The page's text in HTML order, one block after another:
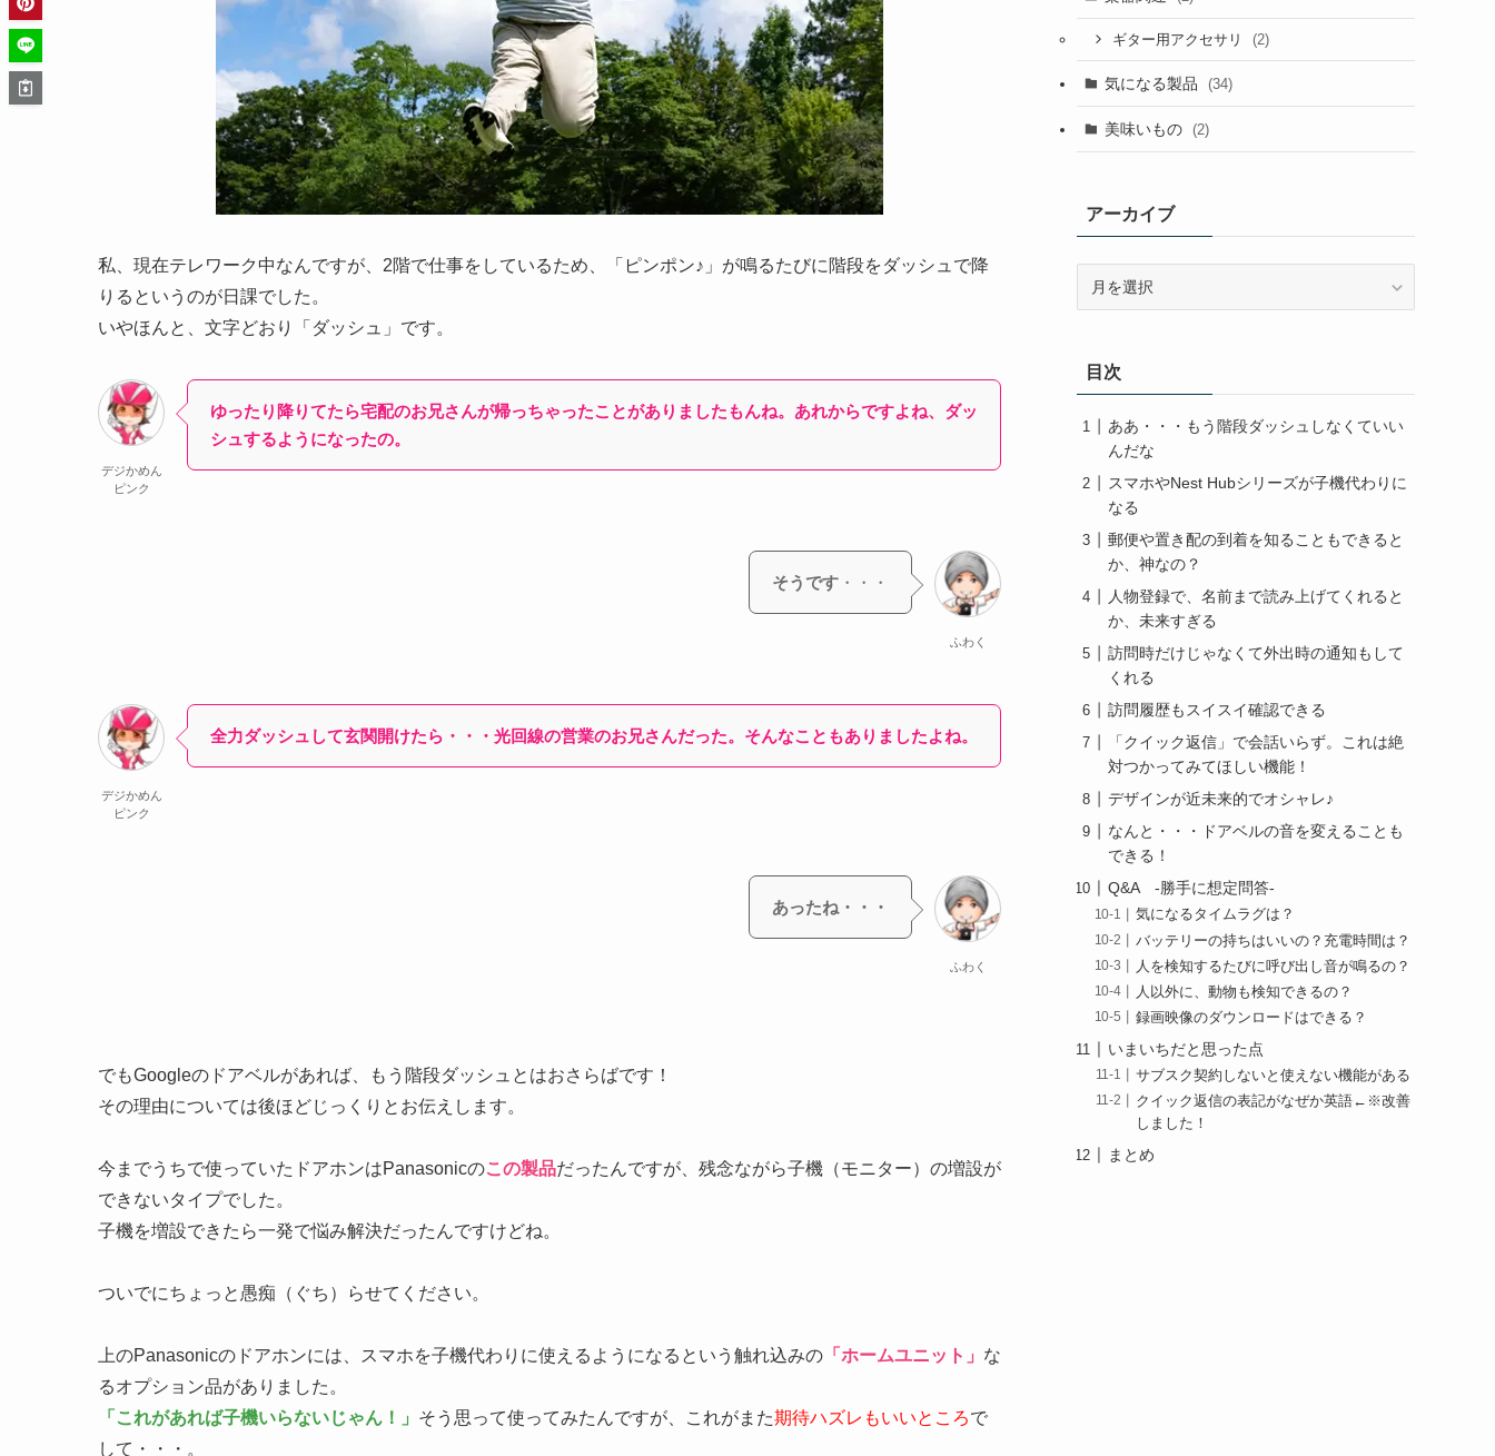
私、現在テレワーク中なんですが、2階で仕事をしているため、「ピンポン♪」が鳴るたびに階段をダッシュで降
りるというのが日課でした。
いやほんと、文字どおり「ダッシュ」です。
デジかめん
ピンク
ゆったり降りてたら宅配のお兄さんが帰っちゃったことがありましたもんね。あれからですよね、ダッ
シュするようになったの。
そうです ・・・
ふわく
デジかめん
ピンク
全力ダッシュして玄関開けたら・・・光回線の営業のお兄さんだった。そんなこともありましたよね。
あったね・・・
ふわく
でもGoogleのドアベルがあれば、もう階段ダッシュとはおさらばです！
その理由については後ほどじっくりとお伝えします。
今までうちで使っていたドアホンはPanasonicのこの製品だったんですが、残念ながら子機（モニター）の増設が
できないタイプでした。
子機を増設できたら一発で悩み解決だったんですけどね。
ついでにちょっと愚痴（ぐち）らせてください。
上のPanasonicのドアホンには、スマホを子機代わりに使えるようになるという触れ込みの 「ホームユニット」 な
るオプション品がありました。
「これがあれば子機いらないじゃん！」 そう思って使ってみたんですが、これがまた期待ハズレもいいところで
して・・・。
ギター用アクセサリ (2)
気になる製品 (34)
美味いもの (2)
アーカイブ
ブ目次
ああ・・・もう階段ダッシュしなくていい
んだな
スマホやNest Hubシリーズが子機代わりに
なる
郵便や置き配の到着を知ることもできると
か、神なの？
人物登録で、名前まで読み上げてくれると
か、未来すぎる
訪問時だけじゃなくて外出時の通知もして
くれる
訪問履歴もスイスイ確認できる
「クイック返信」で会話いらず。これは絶
対つかってみてほしい機能！
デザインが近未来的でオシャレ♪
なんと・・・ドアベルの音を変えることも
できる！
Q&A -勝手に想定問答-
気になるタイムラグは？
バッテリーの持ちはいいの？充電時間は？
人を検知するたびに呼び出し音が鳴るの？
人以外に、動物も検知できるの？
録画映像のダウンロードはできる？
いまいちだと思った点
サブスク契約しないと使えない機能がある
クイック返信の表記がなぜか英語←※改善
しました！
まとめ